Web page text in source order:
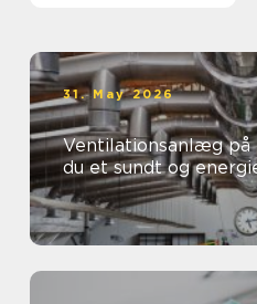
31. May 2026
Ventilationsanlæg på
du et sundt og